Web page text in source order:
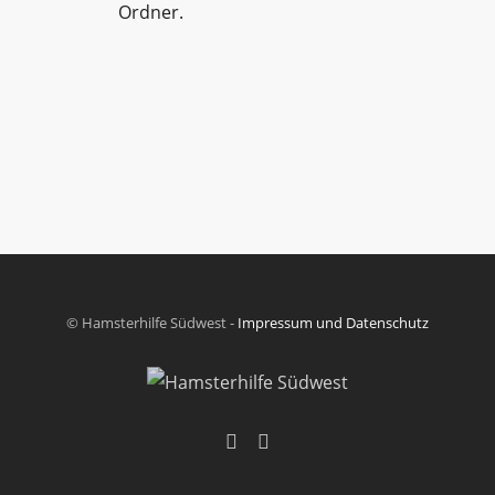
Ordner.
© Hamsterhilfe Südwest - Impressum und Datenschutz